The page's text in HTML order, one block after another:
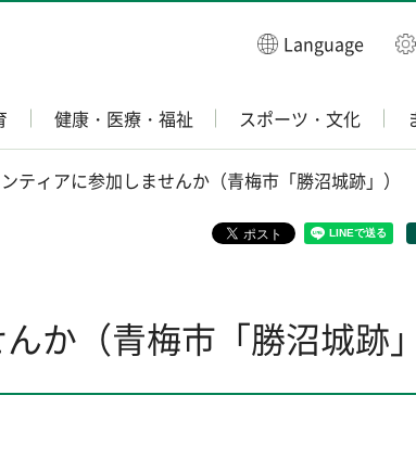
Language
健康・医療・福祉 スポーツ・文化
ティアに参加しませんか（青梅市「勝沼城跡」）
か（青梅市「勝沼城跡